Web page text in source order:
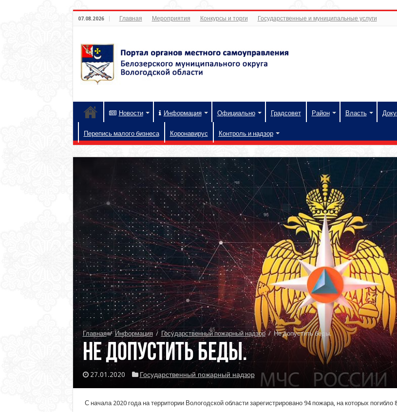
07.08.2026 Главная Мероприятия Конкурсы и торги Государственные и муниципальные услуги
Новости Информация Официально Градсовет Район Власть
Перепись малого бизнеса Коронавирус Контроль и надзор
Главная / Информация / Государственный пожарный надзор / Не допустить беды.
Не допустить беды.
27.01.2020 Государственный пожарный надзор
С начала 2020 года на территории Вологодской области зарегистрировано 94 пожара, на которых